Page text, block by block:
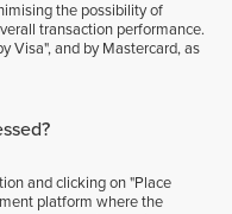
the possibility of
transaction performance.
Visa", and by Mastercard, as
and clicking on "Place
platform where the